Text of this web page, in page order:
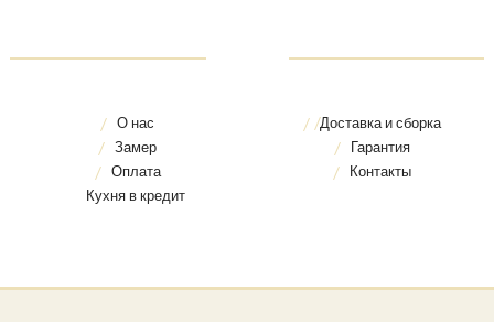
О нас
Замер
Оплата
Кухня в кредит
Доставка и сборка
Гарантия
Контакты